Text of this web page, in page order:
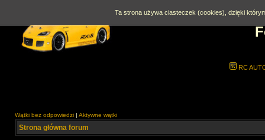
RC
Wątki bez odpowiedzi | Aktywne wątki
Strona główna forum
Ta strona używa ciasteczek (cookies), dzięki